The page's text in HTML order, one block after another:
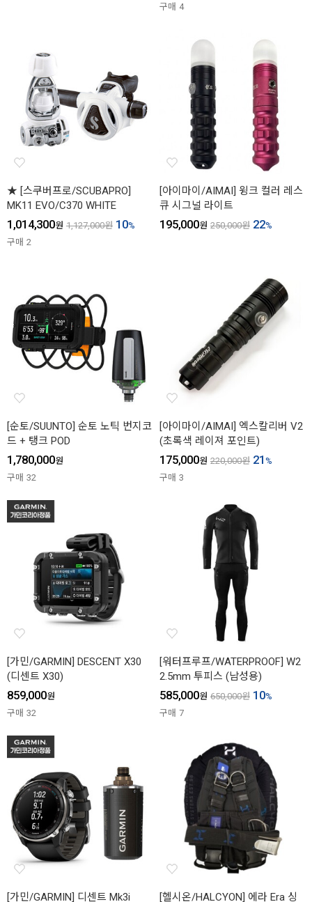
구매 4
★ [스쿠버프로/SCUBAPRO]
MK11 EVO/C370 WHITE
1,014,300원 1,127,000원 10%
구매 2
[아이마이/AIMAI] 윙크 컬러 레스
큐 시그널 라이트
195,000원 250,000원 22%
[순토/SUUNTO] 순토 노틱 번지코
드 + 탱크 POD
1,780,000원
구매 32
[아이마이/AIMAI] 엑스칼리버 V2
(초록색 레이져 포인트)
175,000원 220,000원 21 %
구매 3
[가민/GARMIN] DESCENT X30
(디센트 X30)
859,000원
구매 32
[워터프루프/WATERPROOF] W2
2.5mm 투피스 (남성용)
585,000원 650,000원 10%
구매 7
[가민/GARMIN] 디센트 Mk3i [헬시온/HALCYON] 에라 Era 싱